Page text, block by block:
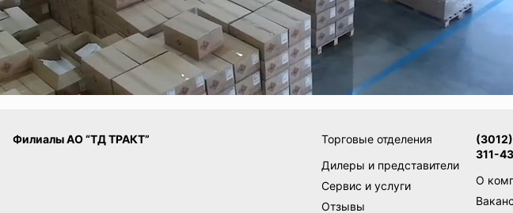
Филиалы АО “ТД ТРАКТ”
Торговые отделения
Дилеры и представители
Сервис и услуги
Отзывы
311-
О